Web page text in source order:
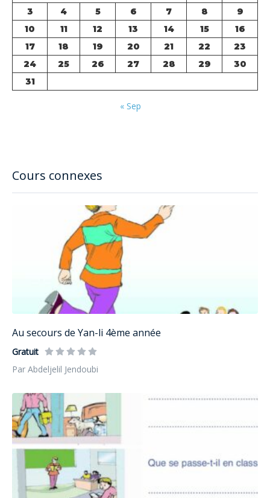
Cours connexes
Au secours de Yan-li 4ème année
Gratuit
Par Abdeljelil Jendoubi
3
4 5 6 7 8
9
10
11 12 13 14 15
16
17
18 19 20 21 22
23
24
25 26 27 28 29
30
31
« Sep